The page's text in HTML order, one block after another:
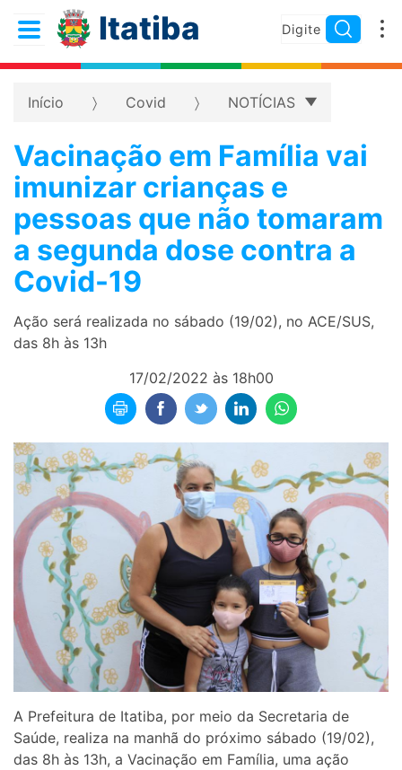
Itatiba
Início Covid NOTÍCIAS
Vacinação em Família vai
imunizar crianças e
pessoas que não tomaram
a segunda dose contra a
Covid-19
Ação será realizada no sábado (19/02), no ACE/SUS,
das 8h às 13h
17/02/2022 às 18h00
A Prefeitura de Itatiba, por meio da Secretaria de
Saúde, realiza na manhã do próximo sábado (19/02),
das 8h às 13h, a Vacinação em Família, uma ação